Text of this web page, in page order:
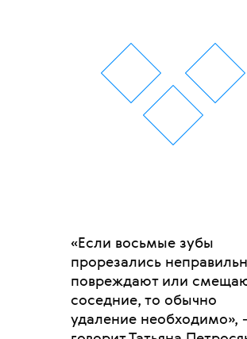
«Если восьмые зубы
прорезались
повреждают или
соседние, то обычно
удаление необходимо»,